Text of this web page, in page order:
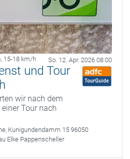
, 15-18 km/h So. 12. Apr. 2026 08:00
und Tour
wir nach dem
Tour nach
Kunigundendamm 15 96050
Elke Pappenscheller